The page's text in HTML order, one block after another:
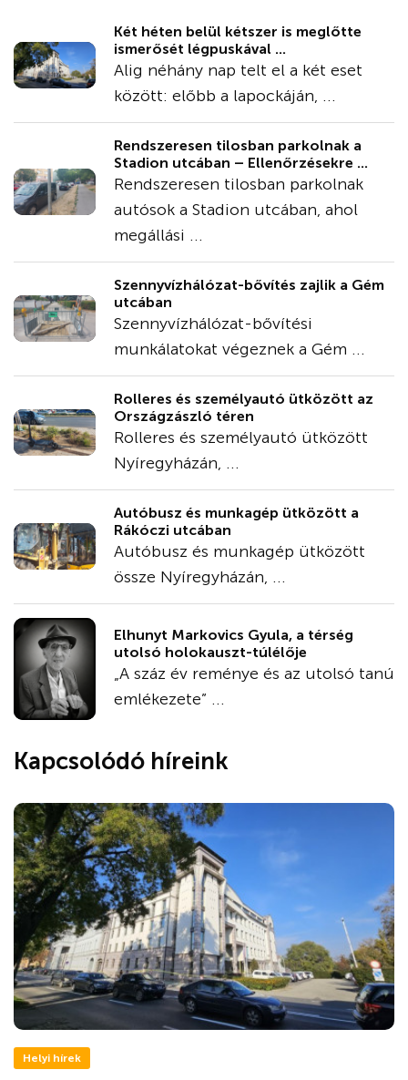
Két héten belül kétszer is meglőtte
ismerősét légpuskával ...
Alig néhány nap telt el a két eset
között: előbb a lapockáján, ...
Rendszeresen tilosban parkolnak a
Stadion utcában – Ellenőrzésekre ...
Rendszeresen tilosban parkolnak
autósok a Stadion utcában, ahol
megállási ...
Szennyvízhálózat-bővítés zajlik a Gém
utcában
Szennyvízhálózat-bővítési
munkálatokat végeznek a Gém ...
Rolleres és személyautó ütközött az
Országzászló téren
Rolleres és személyautó ütközött
Nyíregyházán, ...
Autóbusz és munkagép ütközött a
Rákóczi utcában
Autóbusz és munkagép ütközött
össze Nyíregyházán, ...
Elhunyt Markovics Gyula, a térség
utolsó holokauszt-túlélője
„A száz év reménye és az utolsó tanú
emlékezete” ...
Kapcsolódó híreink
Helyi hírek